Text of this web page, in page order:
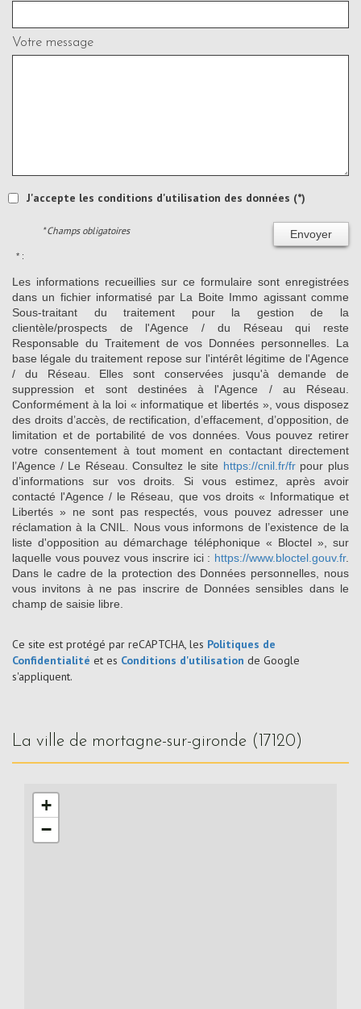
Votre message
J'accepte les conditions d'utilisation des données (*)
Envoyer
* Champs obligatoires
* :
Les informations recueillies sur ce formulaire sont enregistrées
dans un fichier informatisé par La Boite Immo agissant comme
Sous-traitant du traitement pour la gestion de la
clientèle/prospects de l'Agence / du Réseau qui reste
Responsable du Traitement de vos Données personnelles. La
base légale du traitement repose sur l'intérêt légitime de l'Agence
/ du Réseau. Elles sont conservées jusqu'à demande de
suppression et sont destinées à l'Agence / au Réseau.
Conformément à la loi « informatique et libertés », vous disposez
des droits d’accès, de rectification, d’effacement, d’opposition, de
limitation et de portabilité de vos données. Vous pouvez retirer
votre consentement à tout moment en contactant directement
l’Agence / Le Réseau. Consultez le site https://cnil.fr/frpour plus
d’informations sur vos droits. Si vous estimez, après avoir
contacté l'Agence / le Réseau, que vos droits « Informatique et
Libertés » ne sont pas respectés, vous pouvez adresser une
réclamation à la CNIL. Nous vous informons de l’existence de la
liste d'opposition au démarchage téléphonique « Bloctel », sur
laquelle vous pouvez vous inscrire ici : https://www.bloctel.gouv.fr.
Dans le cadre de la protection des Données personnelles, nous
vous invitons à ne pas inscrire de Données sensibles dans le
champ de saisie libre.
Ce site est protégé par reCAPTCHA, les Politiques de
Confidentialité et es Conditions d'utilisation de Google
s'appliquent.
la ville de mortagne-sur-gironde (17120)
+
−